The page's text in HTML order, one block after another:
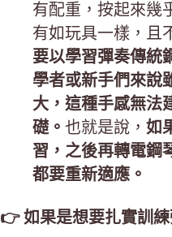
有配重，按起來幾
有如玩具一樣，且
要以學習彈奏傳統
學者或新手們來說
大，這種手感無法
礎。 也就是說， 如
習，之後再轉電鋼
都要重新適應。
👉 如果是想要扎實訓練